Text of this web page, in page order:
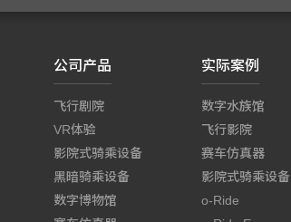
公司产品
飞行剧院
VR体验
影院式骑乘设备
黑暗骑乘设备
数字博物馆
实际案例
数字水族馆
飞行影院
赛车仿真器
影院式骑乘设备
o-Ride